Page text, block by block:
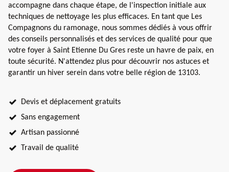
accompagne dans chaque étape, de l'inspection initiale aux
techniques de nettoyage les plus efficaces. En tant que Les
Compagnons du ramonage, nous sommes dédiés à vous offrir
des conseils personnalisés et des services de qualité pour que
votre foyer à Saint Etienne Du Gres reste un havre de paix, en
toute sécurité. N'attendez plus pour découvrir nos astuces et
garantir un hiver serein dans votre belle région de 13103.
Devis et déplacement gratuits
Sans engagement
Artisan passionné
Travail de qualité